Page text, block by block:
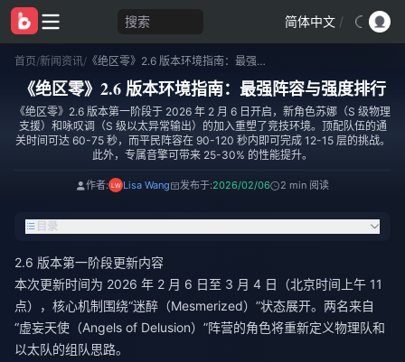
搜索 简体中文 /
首页/新闻资讯/ 《绝区零》2.6 版本环境指南：最强阵容与强度排行
《绝区零》2.6 版本环境指南：最强阵容与强度排行
《绝区零》2.6 版本第一阶段于 2026 年 2 月 6 日开启，新角色苏娜（S 级物理
支援）和咏叹调（S 级以太异常输出）的加入重塑了竞技环境。顶配队伍的通
关时间可达 60-75 秒，而平民阵容在 90-120 秒内即可完成 12-15 层的挑战。
此外，专属音擎可带来 25-30% 的性能提升。
作者: Lisa Wang 发布于:2026/02/06 2 min 阅读
目录
2.6 版本第一阶段更新内容
本次更新时间为 2026 年 2 月 6 日至 3 月 4 日（北京时间上午 11
点），核心机制围绕“迷醉（Mesmerized）”状态展开。两名来自
“虚妄天使（Angels of Delusion）”阵营的角色将重新定义物理队和
以太队的组队思路。